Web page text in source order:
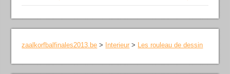
zaalkorfbalfinales2013.be > Interieur > Les rouleau de dessin